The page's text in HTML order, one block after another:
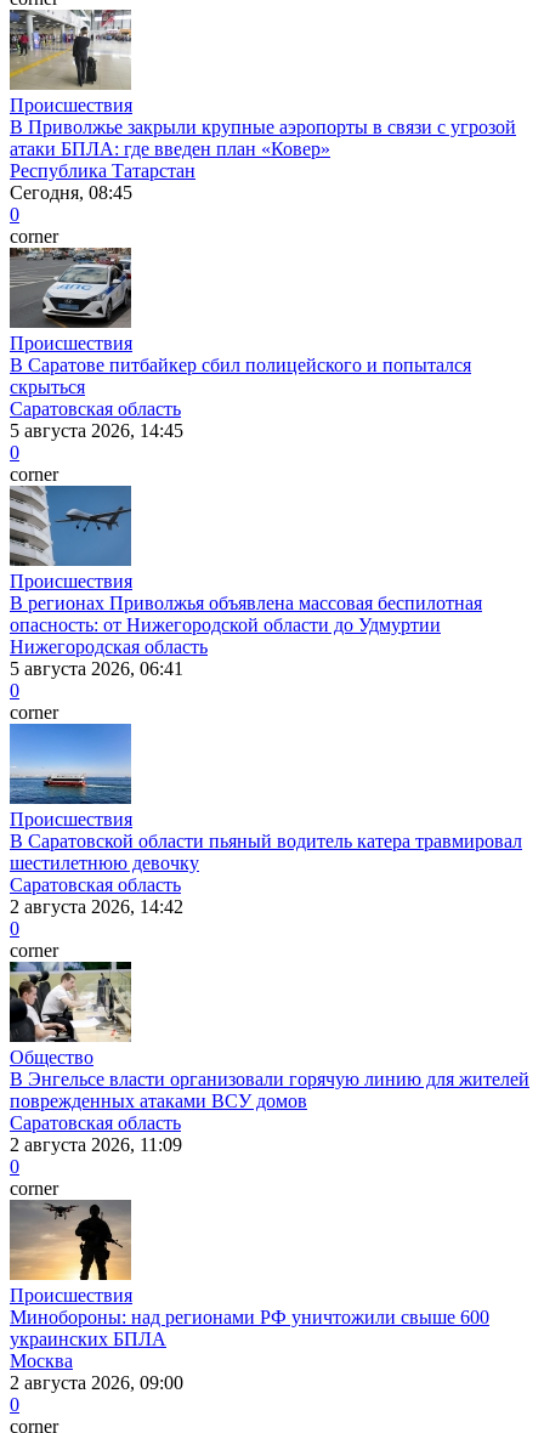
Происшествия
В Приволжье закрыли крупные аэропорты в связи с угрозой
атаки БПЛА: где введен план «Ковер»
Республика Татарстан
Сегодня, 08:45
0
corner
Происшествия
В Саратове питбайкер сбил полицейского и попытался
скрыться
Саратовская область
5 августа 2026, 14:45
0
corner
Происшествия
В регионах Приволжья объявлена массовая беспилотная
опасность: от Нижегородской области до Удмуртии
Нижегородская область
5 августа 2026, 06:41
0
corner
Происшествия
В Саратовской области пьяный водитель катера травмировал
шестилетнюю девочку
Саратовская область
2 августа 2026, 14:42
0
corner
Общество
В Энгельсе власти организовали горячую линию для жителей
поврежденных атаками ВСУ домов
Саратовская область
2 августа 2026, 11:09
0
corner
Происшествия
Минобороны: над регионами РФ уничтожили свыше 600
украинских БПЛА
Москва
2 августа 2026, 09:00
0
corner